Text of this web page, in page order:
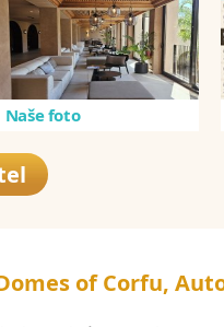
Naše foto
of Corfu,